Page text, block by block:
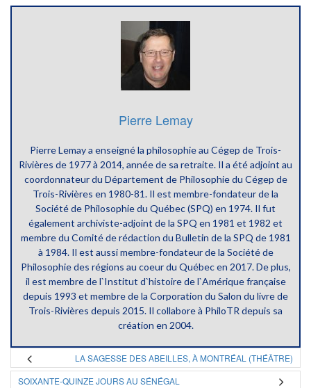
Pierre Lemay
Pierre Lemay a enseigné la philosophie au Cégep de Trois-
Rivières de 1977 à 2014, année de sa retraite. Il a été adjoint au
coordonnateur du Département de Philosophie du Cégep de
Trois-Rivières en 1980-81. Il est membre-fondateur de la
Société de Philosophie du Québec (SPQ) en 1974. Il fut
également archiviste-adjoint de la SPQ en 1981 et 1982 et
membre du Comité de rédaction du Bulletin de la SPQ de 1981
à 1984. Il est aussi membre-fondateur de la Société de
Philosophie des régions au coeur du Québec en 2017. De plus,
il est membre de l`Institut d`histoire de l`Amérique française
depuis 1993 et membre de la Corporation du Salon du livre de
Trois-Rivières depuis 2015. Il collabore à PhiloTR depuis sa
création en 2004.
LA SAGESSE DES ABEILLES, À MONTRÉAL (THÉÂTRE)
SOIXANTE-QUINZE JOURS AU SÉNÉGAL